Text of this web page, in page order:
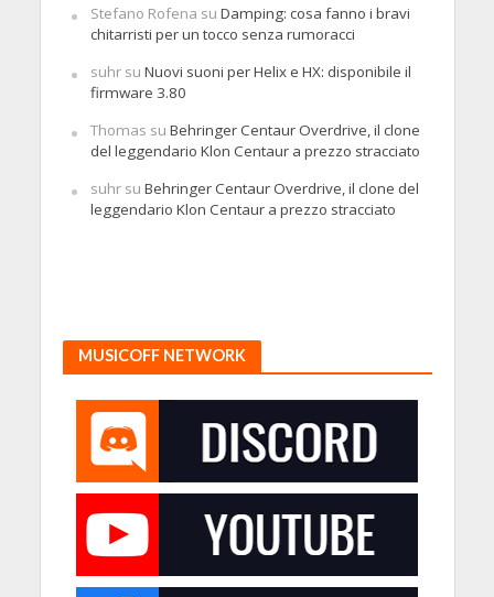
Stefano Rofena su Damping: cosa fanno i bravi
chitarristi per un tocco senza rumoracci
suhrsu Nuovi suoni per Helix e HX: disponibile il
firmware 3.80
Thomas su Behringer Centaur Overdrive, il clone
del leggendario Klon Centaur a prezzo stracciato
suhrsu Behringer Centaur Overdrive, il clone del
leggendario Klon Centaur a prezzo stracciato
MUSICOFF NETWORK